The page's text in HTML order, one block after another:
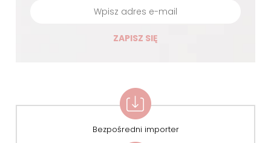
ZAPISZ SIĘ
Bezpośredni importer